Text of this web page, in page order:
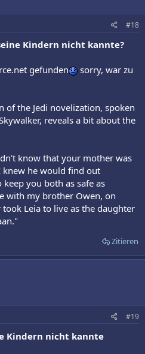
#18
Kindern nicht kannte?
gefunden
sorry, war zu
of the Jedi novelization, spoken
reveals a bit about the
know that your mother was
knew he would find out
you both as safe as
with my brother Owen, on
Leia to live as the daughter
Zitieren
#19
Kindern nicht kannte